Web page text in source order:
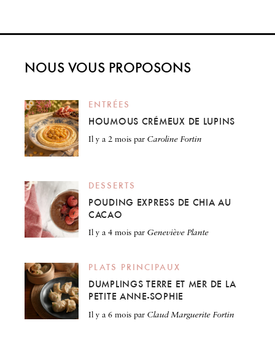
NOUS VOUS PROPOSONS
ENTRÉES
HOUMOUS CRÉMEUX DE LUPINS
il y a 2 mois par Caroline Fortin
DESSERTS
POUDING EXPRESS DE CHIA AU
CACAO
il y a 4 mois par Geneviève Plante
PLATS PRINCIPAUX
DUMPLINGS TERRE ET MER DE LA
PETITE ANNE-SOPHIE
il y a 6 mois par Claud Marguerite Fortin